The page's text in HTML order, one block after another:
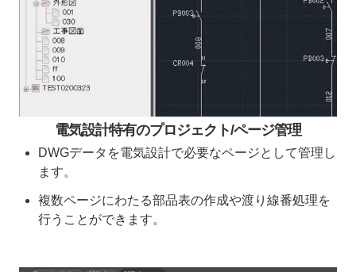
電気設計特有のプロジェクト/ページ管理
DWGデータを電気設計で必要なページとして管理し
ます。
複数ページにわたる部品表の作成や渡り線番処理を
行うことができます。